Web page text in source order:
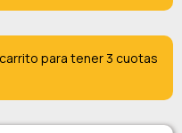
para tener 3 cuotas